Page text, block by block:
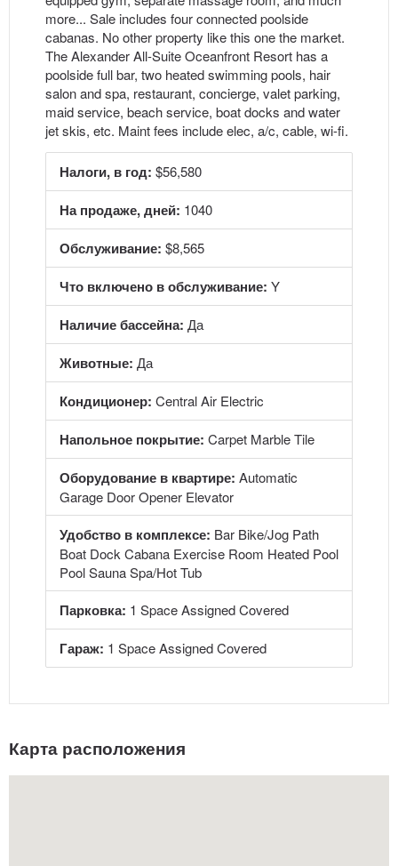
more... Sale includes four connected poolside
cabanas. No other property like this one the market.
The Alexander All-Suite Oceanfront Resort has a
poolside full bar, two heated swimming pools, hair
salon and spa, restaurant, concierge, valet parking,
maid service, beach service, boat docks and water
jet skis, etc. Maint fees include elec, a/c, cable, wi-fi.
Налоги, в год: $56,580
На продаже, дней: 1040
Обслуживание: $8,565
Что включено в обслуживание: Y
Наличие бассейна: Да
Животные: Да
Кондиционер: Central Air Electric
Напольное покрытие: Carpet Marble Tile
Оборудование в квартире: Automatic
Garage Door Opener Elevator
Удобство в комплексе: Bar Bike/Jog Path
Boat Dock Cabana Exercise Room Heated Pool
Pool Sauna Spa/Hot Tub
Парковка: 1 Space Assigned Covered
Гараж: 1 Space Assigned Covered
Карта расположения